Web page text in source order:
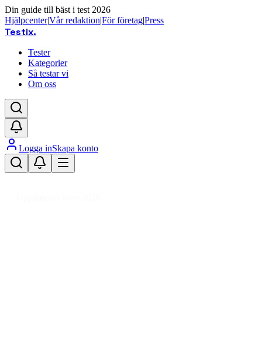
Din guide till bäst i test 2026
Hjälpcenter|Vår redaktion|För företag|Press
Testix.
Tester
Kategorier
Så testar vi
Om oss
Logga inSkapa konto